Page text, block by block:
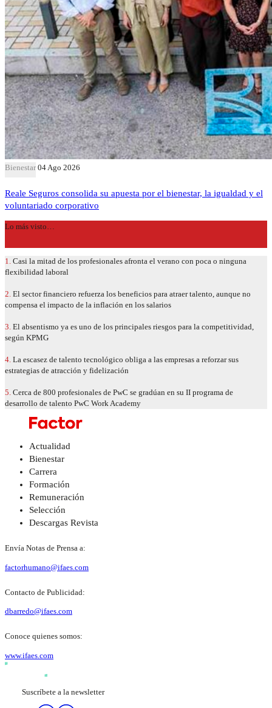
Bienestar 04 Ago 2026
Reale Seguros consolida su apuesta por el bienestar, la igualdad y el
voluntariado corporativo
Lo más visto…
1. Casi la mitad de los profesionales afronta el verano con poca o ninguna
flexibilidad laboral
2. El sector financiero refuerza los beneficios para atraer talento, aunque no
compensa el impacto de la inflación en los salarios
3. El absentismo ya es uno de los principales riesgos para la competitividad,
según KPMG
4. La escasez de talento tecnológico obliga a las empresas a reforzar sus
estrategias de atracción y fidelización
5. Cerca de 800 profesionales de PwC se gradúan en su II programa de
desarrollo de talento PwC Work Academy
Actualidad
Bienestar
Carrera
Formación
Remuneración
Selección
Descargas Revista
Envía Notas de Prensa a:
factorhumano@ifaes.com
Contacto de Publicidad:
dbarredo@ifaes.com
Conoce quienes somos:
www.ifaes.com
Suscríbete a la newsletter